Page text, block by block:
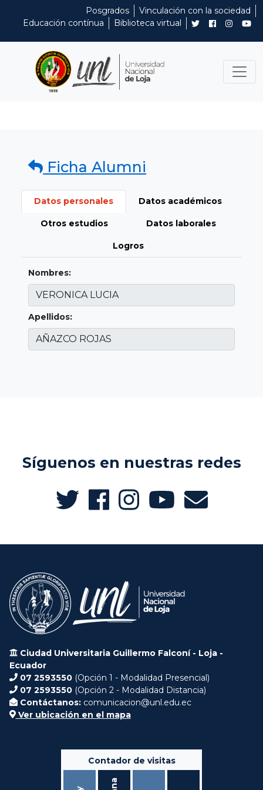
Posgrados
Vinculación con la sociedad
Educación contínua
Biblioteca virtual
Ficha Alumni
Datos personales Datos académicos
Otros estudios Datos laborales
Logros
Nombres:
Apellidos:
Síguenos en nuestras redes
Ciudad Universitaria Guillermo Falconí - Loja -
Ecuador
07 2593550 (Opción 1 - Modalidad Presencial)
07 2593550 (Opción 2 - Modalidad Distancia)
Contáctanos: comunicacion@unl.edu.ec
Ver ubicación en el mapa
Contador de visitas